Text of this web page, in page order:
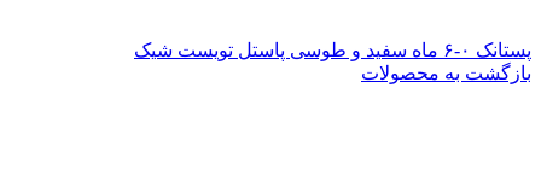
پستانک ۰-۶ ماه سفید و طوسی پاستل تویست شیک
بازگشت به محصولات